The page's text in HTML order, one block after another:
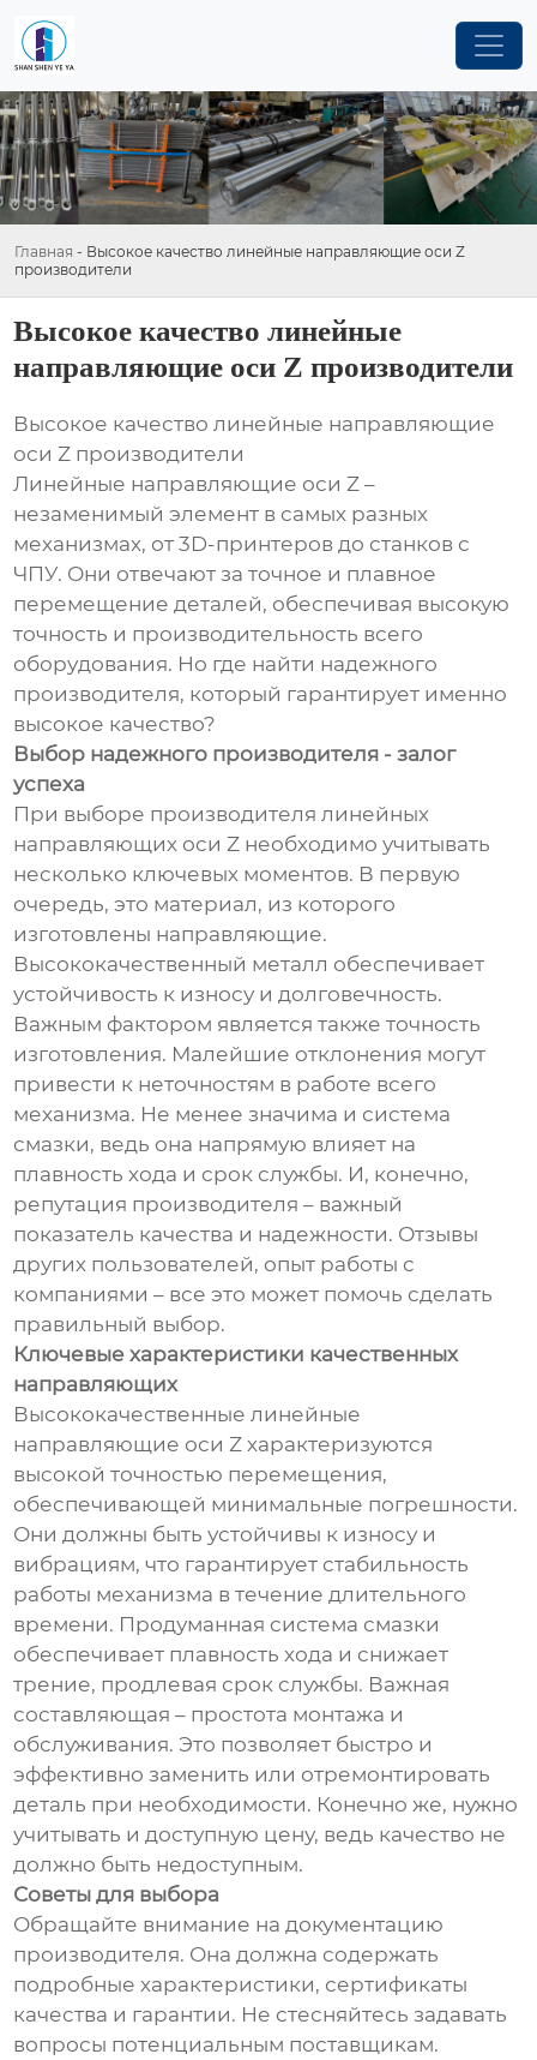
Главная - Высокое качество линейные направляющие оси Z
производители
Высокое качество линейные
направляющие оси Z производители
Высокое качество линейные направляющие
оси Z производители
Линейные направляющие оси Z –
незаменимый элемент в самых разных
механизмах, от 3D-принтеров до станков с
ЧПУ. Они отвечают за точное и плавное
перемещение деталей, обеспечивая высокую
точность и производительность всего
оборудования. Но где найти надежного
производителя, который гарантирует именно
высокое качество?
Выбор надежного производителя - залог
успеха
При выборе производителя линейных
направляющих оси Z необходимо учитывать
несколько ключевых моментов. В первую
очередь, это материал, из которого
изготовлены направляющие.
Высококачественный металл обеспечивает
устойчивость к износу и долговечность.
Важным фактором является также точность
изготовления. Малейшие отклонения могут
привести к неточностям в работе всего
механизма. Не менее значима и система
смазки, ведь она напрямую влияет на
плавность хода и срок службы. И, конечно,
репутация производителя – важный
показатель качества и надежности. Отзывы
других пользователей, опыт работы с
компаниями – все это может помочь сделать
правильный выбор.
Ключевые характеристики качественных
направляющих
Высококачественные линейные
направляющие оси Z характеризуются
высокой точностью перемещения,
обеспечивающей минимальные погрешности.
Они должны быть устойчивы к износу и
вибрациям, что гарантирует стабильность
работы механизма в течение длительного
времени. Продуманная система смазки
обеспечивает плавность хода и снижает
трение, продлевая срок службы. Важная
составляющая – простота монтажа и
обслуживания. Это позволяет быстро и
эффективно заменить или отремонтировать
деталь при необходимости. Конечно же, нужно
учитывать и доступную цену, ведь качество не
должно быть недоступным.
Советы для выбора
Обращайте внимание на документацию
производителя. Она должна содержать
подробные характеристики, сертификаты
качества и гарантии. Не стесняйтесь задавать
вопросы потенциальным поставщикам.